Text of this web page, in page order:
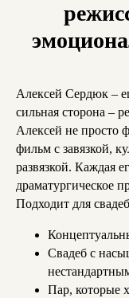
Алексей Сердюк –
сильная сторона –
Алексей не просто
фильм с завязкой,
развязкой. Каждая
драматургическое
Подходит для
Свадеб с
Пар, которые